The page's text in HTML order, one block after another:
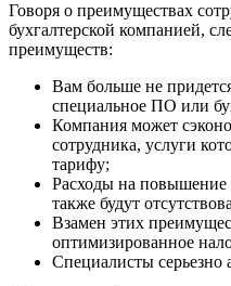
Говоря о преимуществах
бухгалтерской компанией,
преимуществ:
Вам больше не
специальное ПО или
Компания может
сотрудника, услуги
тарифу;
Расходы на повышение
также будут
Взамен этих
оптимизированное
Специалисты серьезно